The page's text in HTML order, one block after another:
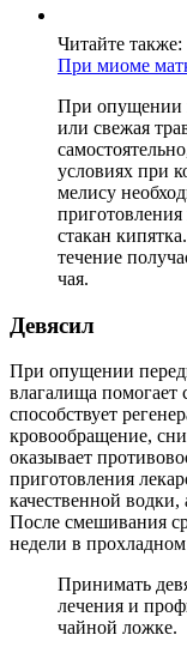
Читайте также:
При миоме
При опущении
или свежая
условиях при
мелису
приготовления
стакан
течение
чая.
Девясил
При опущении
влагалища помогает
способствует
кровообращение,
оказывает
приготовления
качественной
После смешивания
недели в прохладном
Принимать
лечения и
чайной ложке.